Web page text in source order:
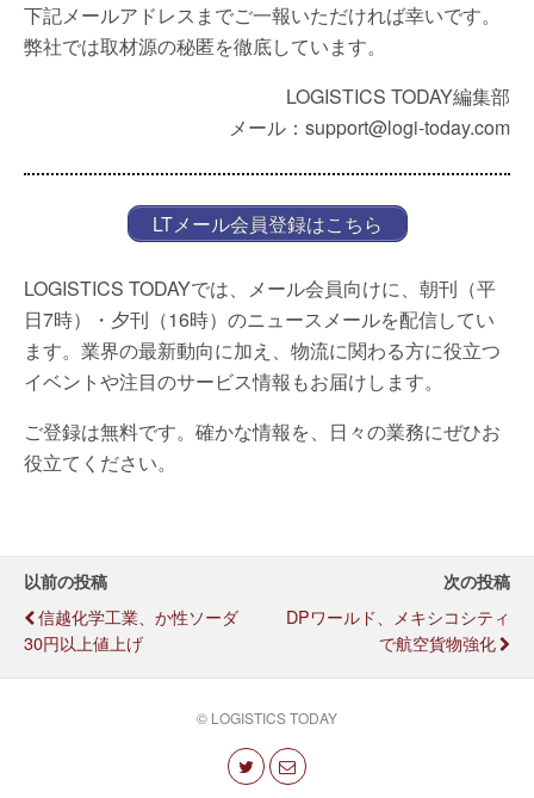
下記メールアドレスまでご一報いただければ幸いです。
弊社では取材源の秘匿を徹底しています。
LOGISTICS TODAY編集部
メール：support@logi-today.com
LTメール会員登録はこちら
LOGISTICS TODAYでは、メール会員向けに、朝刊（平
日7時）・夕刊（16時）のニュースメールを配信してい
ます。業界の最新動向に加え、物流に関わる方に役立つ
イベントや注目のサービス情報もお届けします。
ご登録は無料です。確かな情報を、日々の業務にぜひお
役立てください。
以前の投稿
信越化学工業、か性ソーダ
30円以上値上げ
次の投稿
DPワールド、メキシコシティ
で航空貨物強化
© LOGISTICS TODAY